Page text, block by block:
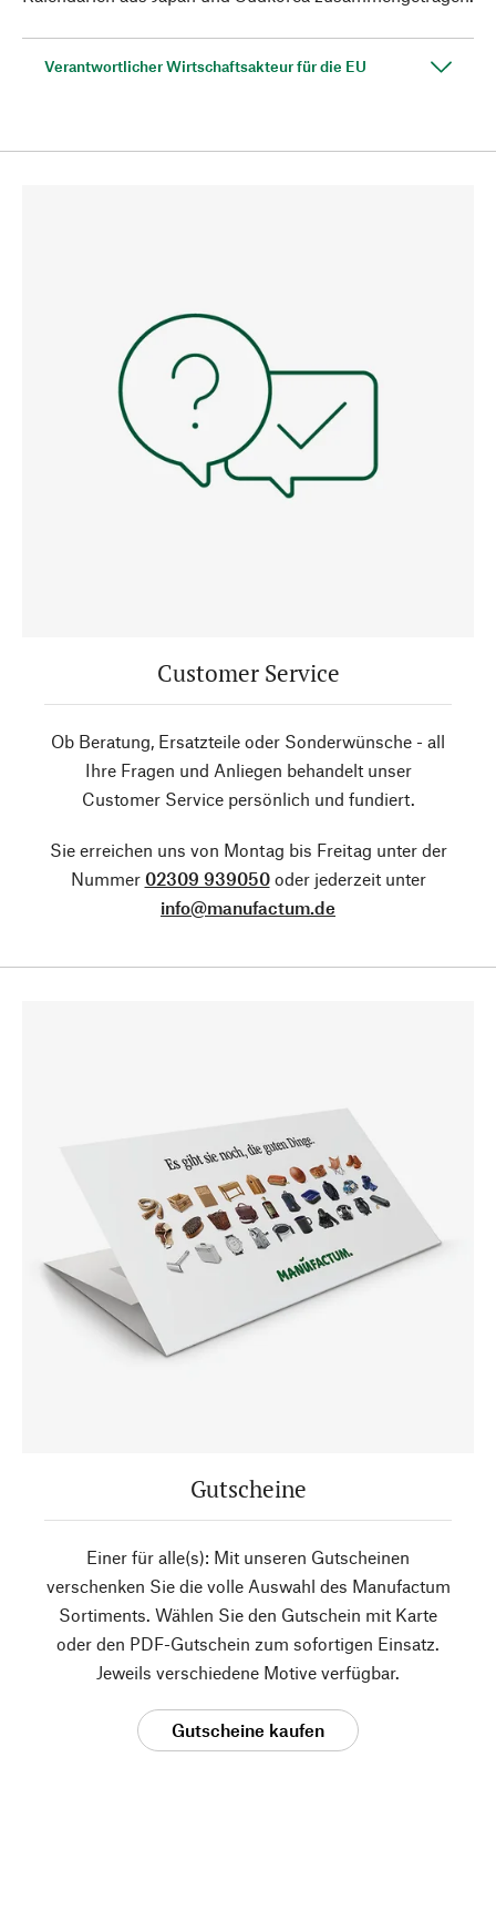
Verantwortlicher Wirtschaftsakteur für die EU
Customer Service
Ob Beratung, Ersatzteile oder Sonderwünsche - all
Ihre Fragen und Anliegen behandelt unser
Customer Service persönlich und fundiert.
Sie erreichen uns von Montag bis Freitag unter der
Nummer 02309 939050oder jederzeit unter
info@manufactum.de
Gutscheine
Einer für alle(s): Mit unseren Gutscheinen
verschenken Sie die volle Auswahl des Manufactum
Sortiments. Wählen Sie den Gutschein mit Karte
oder den PDF-Gutschein zum sofortigen Einsatz.
Jeweils verschiedene Motive verfügbar.
Gutscheine kaufen